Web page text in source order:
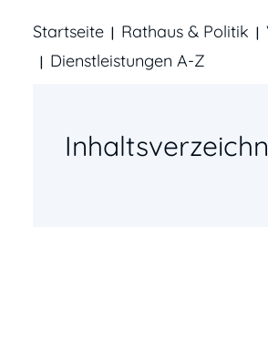
Startseite Rathaus & Politik
Dienstleistungen A-Z